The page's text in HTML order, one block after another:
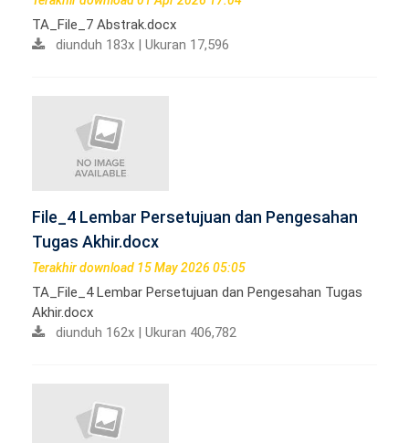
TA_File_7 Abstrak.docx
diunduh 183x | Ukuran 17,596
File_4 Lembar Persetujuan dan Pengesahan
Tugas Akhir.docx
Terakhir download 15 May 2026 05:05
TA_File_4 Lembar Persetujuan dan Pengesahan Tugas
Akhir.docx
diunduh 162x | Ukuran 406,782